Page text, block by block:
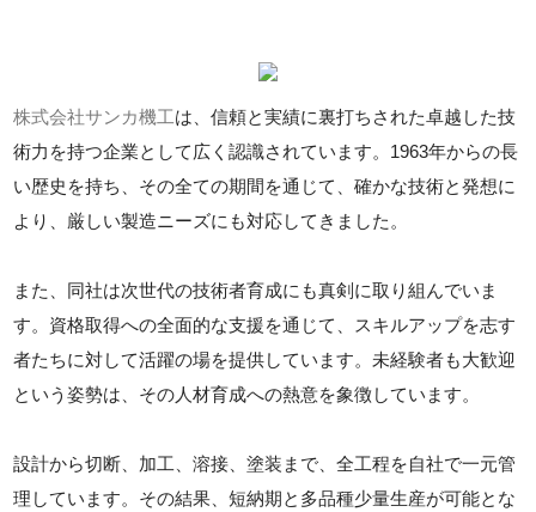
株式会社サンカ機工は、信頼と実績に裏打ちされた卓越した技
術力を持つ企業として広く認識されています。1963年からの長
い歴史を持ち、その全ての期間を通じて、確かな技術と発想に
より、厳しい製造ニーズにも対応してきました。
また、同社は次世代の技術者育成にも真剣に取り組んでいま
す。資格取得への全面的な支援を通じて、スキルアップを志す
者たちに対して活躍の場を提供しています。未経験者も大歓迎
という姿勢は、その人材育成への熱意を象徴しています。
設計から切断、加工、溶接、塗装まで、全工程を自社で一元管
理しています。その結果、短納期と多品種少量生産が可能とな